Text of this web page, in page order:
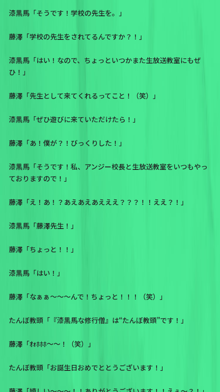
漆黒馬「そうです！学校の先生を。」
藤澤「学校の先生をされてるんですか？！」
漆黒馬「はい！なので、ちょっといつかまた生放送教室にもぜ
ひ！」
藤澤「先生として来てくれるってこと！（笑）」
漆黒馬「ぜひ遊びに来ていただけたら！」
藤澤「あ！僕が？！びっくりした！」
漆黒馬「そうです！私、アンジー校長と生放送教室をいつもやっ
ておりますので！」
藤澤「え！あ！？あえあえあえええ？？？！！ええ？！」
漆黒馬「藤澤先生！」
藤澤「ちょっと！！」
漆黒馬「はい！」
藤澤「なぁぁ〜〜〜んで！ちょっと！！！（笑）」
たんぼ教頭「『漆黒馬な修行僧』は“たんぼ教頭”です！」
藤澤「ｵｫﾎﾎﾎ〜〜！（笑）」
たんぼ教頭「お誕生日おめでととうございます！」